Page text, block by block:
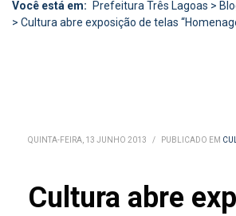
Você está em: Prefeitura Três Lagoas >
> Cultura abre exposição de telas
QUINTA-FEIRA, 13 JUNHO 2013 / PUBLICADO EM
Cultura abre